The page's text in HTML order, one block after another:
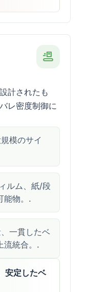
conveyor_belt
計されたも
レ密度制御に
模のサイ
ルム、紙/段
能物。.
一貫したベ
流統合。.
安定したベ